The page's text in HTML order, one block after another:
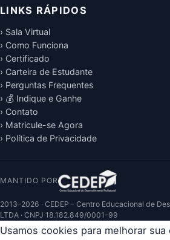
LINKS RÁPIDOS
› Sala Virtual
› Como Funciona
› Certificado
› Carteira de Estudante
› Perguntas Frequentes
› 💰 Indique e Ganhe
› Contato
› Matricule-se Agora
› Política de Privacidade
MANTIDO POR
2013–2026 · CEDEP - Centro Educacional de
LTDA · CNPJ 18.182.849/0001-99
Usamos cookies para melhorar